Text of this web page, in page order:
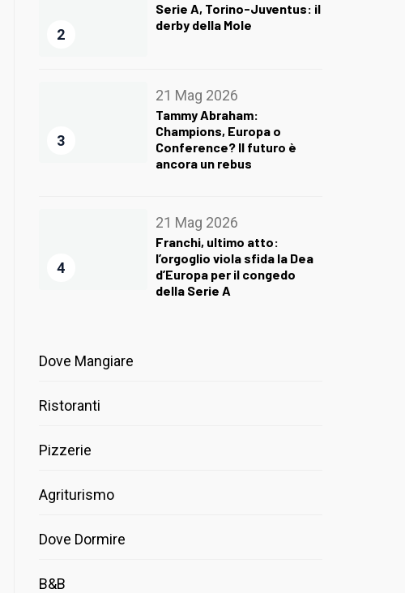
2
Serie A, Torino-Juventus: il
derby della Mole
3
21 Mag 2026
Tammy Abraham:
Champions, Europa o
Conference? Il futuro è
ancora un rebus
4
21 Mag 2026
Franchi, ultimo atto:
l’orgoglio viola sfida la Dea
d’Europa per il congedo
della Serie A
Dove Mangiare
Ristoranti
Pizzerie
Agriturismo
Dove Dormire
B&B